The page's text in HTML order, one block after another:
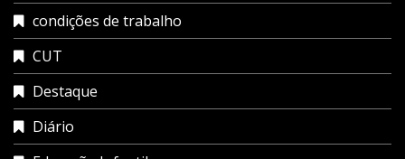
condições de trabalho
CUT
Destaque
Diário